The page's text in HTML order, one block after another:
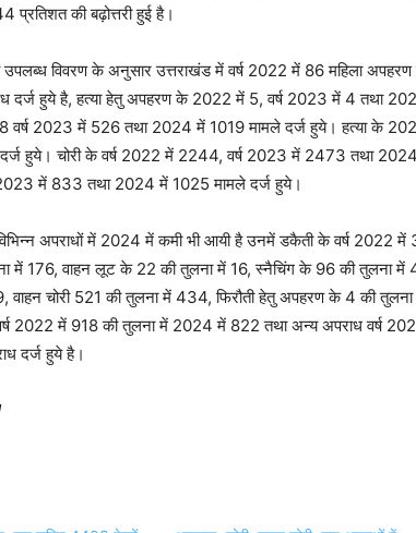
प्रतिशत की बढ़ोत्तरी हुई है।
उपलब्ध विवरण के अनुसार उत्तराखंड में वर्ष 2022 में 86 महिला
दर्ज हुये है, हत्या हेतु अपहरण के 2022 में 5, वर्ष 2023 में 4 तथा
वर्ष 2023 में 526 तथा 2024 में 1019 मामले दर्ज हुये। हत्या के
हुये। चोरी के वर्ष 2022 में 2244, वर्ष 2023 में 2473 तथा
में 833 तथा 2024 में 1025 मामले दर्ज हुये।
अपराधों में 2024 में कमी भी आयी है उनमें डकैती के वर्ष 2022
में 176, वाहन लूट के 22 की तुलना में 16, स्नैचिंग के 96 की तुलना
वाहन चोरी 521 की तुलना में 434, फिरौती हेतु अपहरण के 4 की
2022 में 918 की तुलना में 2024 में 822 तथा अन्य अपराध वर्ष
दर्ज हुये है।